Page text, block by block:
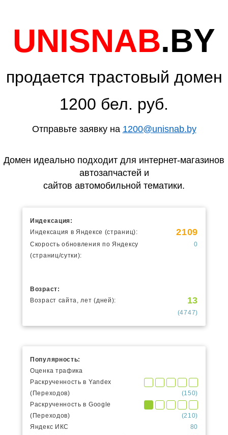
UNISNAB.BY
продается трастовый домен
1200 бел. руб.
Отправьте заявку на 1200@unisnab.by
Домен идеально подходит для интернет-магазинов
автозапчастей и
сайтов автомобильной тематики.
Индексация:
Индексация в Яндексе (страниц):
2109
Скорость обновления по Яндексу
(страниц/сутки):
0
Возраст:
Возраст сайта, лет (дней):
13
(4747)
Популярность:
Оценка трафика
Раскрученность в Yandex
(Переходов)
(150)
Раскрученность в Google
(Переходов)
(210)
Яндекс ИКС
80